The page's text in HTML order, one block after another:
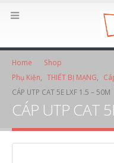
Home
Shop
Phụ Kiện, THIẾT BỊ MẠNG,
CÁP UTP CAT 5E LXF 1.5 – 50M
CÁP UTP CAT